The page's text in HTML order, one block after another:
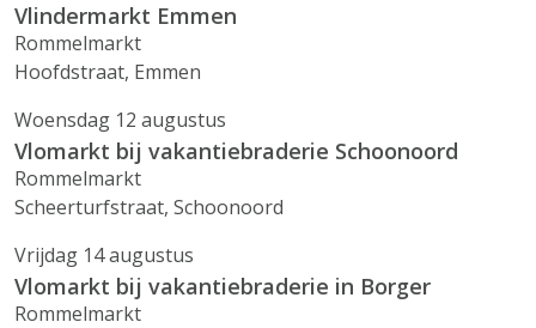
Vlindermarkt Emmen
Rommelmarkt
Hoofdstraat, Emmen
Woensdag 12 augustus
Vlomarkt bij vakantiebraderie Schoonoord
Rommelmarkt
Scheerturfstraat, Schoonoord
Vrijdag 14 augustus
Vlomarkt bij vakantiebraderie in Borger
Rommelmarkt